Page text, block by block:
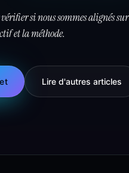
si nous sommes alignés sur
et la méthode.
Lire d'autres articles